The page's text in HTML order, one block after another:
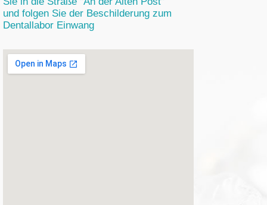
und folgen Sie der Beschilderung zum
Dentallabor Einwang